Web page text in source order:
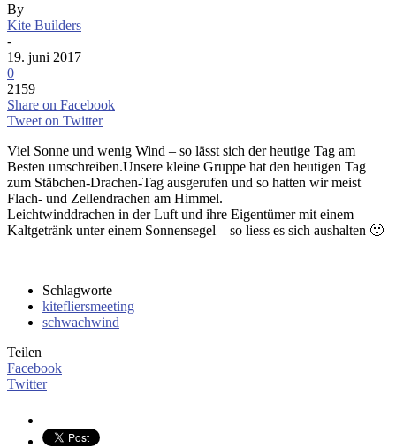
By
Kite Builders
-
19. juni 2017
0
2159
Share on Facebook
Tweet on Twitter
Viel Sonne und wenig Wind – so lässt sich der heutige Tag am
Besten umschreiben.Unsere kleine Gruppe hat den heutigen Tag
zum Stäbchen-Drachen-Tag ausgerufen und so hatten wir meist
Flach- und Zellendrachen am Himmel.
Leichtwinddrachen in der Luft und ihre Eigentümer mit einem
Kaltgetränk unter einem Sonnensegel – so liess es sich aushalten 🙂
Schlagworte
kitefliersmeeting
schwachwind
Teilen
Facebook
Twitter